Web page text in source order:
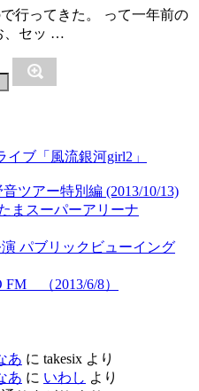
行ってきた。 って一年前の
、セッ …
イブ「風流銀河girl2」
ツアー特別編 (2013/10/13)
まスーパーアリーナ
演 パブリックビューイング
（2013/6/8）
あ に takesix より
あ に いわし より